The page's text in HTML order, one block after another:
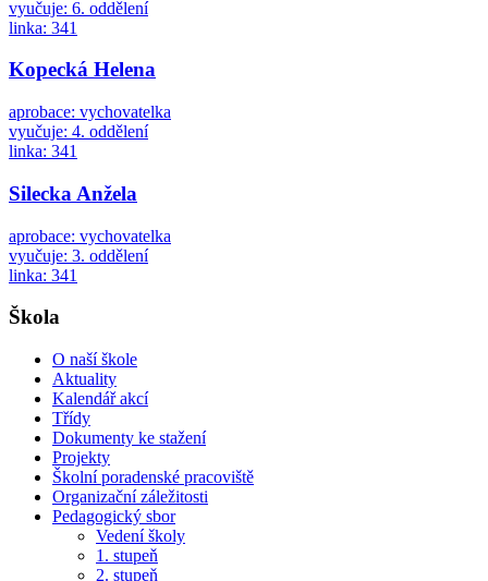
vyučuje: 6. oddělení
linka: 341
Kopecká Helena
aprobace: vychovatelka
vyučuje: 4. oddělení
linka: 341
Silecka Anžela
aprobace: vychovatelka
vyučuje: 3. oddělení
linka: 341
Škola
O naší škole
Aktuality
Kalendář akcí
Třídy
Dokumenty ke stažení
Projekty
Školní poradenské pracoviště
Organizační záležitosti
Pedagogický sbor
Vedení školy
1. stupeň
2. stupeň